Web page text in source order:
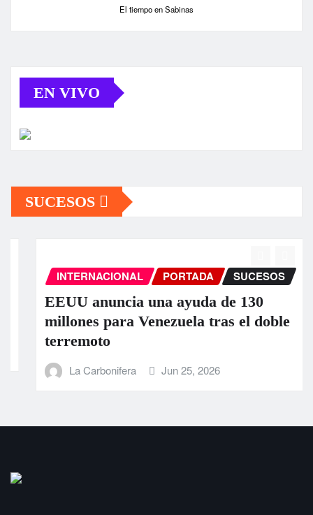
El tiempo en Sabinas
EN VIVO
SUCESOS
INTERNACIONAL PORTADA SUCESOS
EEUU anuncia una ayuda de 130
millones para Venezuela tras el doble
terremoto
La Carbonifera Jun 25, 2026